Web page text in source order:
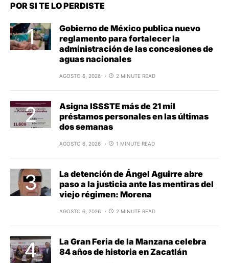
POR SI TE LO PERDISTE
Gobierno de México publica nuevo
reglamento para fortalecer la
administración de las concesiones de
aguas nacionales
AGOSTO 6, 2026 2 MINUTE READ
Asigna ISSSTE más de 21 mil
préstamos personales en las últimas
dos semanas
AGOSTO 6, 2026 1 MINUTE READ
La detención de Ángel Aguirre abre
paso a la justicia ante las mentiras del
viejo régimen: Morena
AGOSTO 6, 2026 2 MINUTE READ
La Gran Feria de la Manzana celebra
84 años de historia en Zacatlán